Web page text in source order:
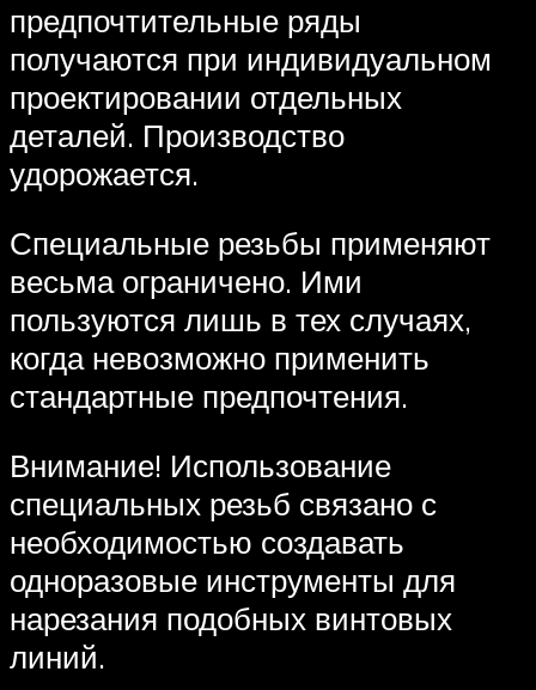
предпочтительные ряды
получаются при индивидуальном
проектировании отдельных
деталей. Производство
удорожается.
Специальные резьбы применяют
весьма ограничено. Ими
пользуются лишь в тех случаях,
когда невозможно применить
стандартные предпочтения.
Внимание! Использование
специальных резьб связано с
необходимостью создавать
одноразовые инструменты для
нарезания подобных винтовых
линий.